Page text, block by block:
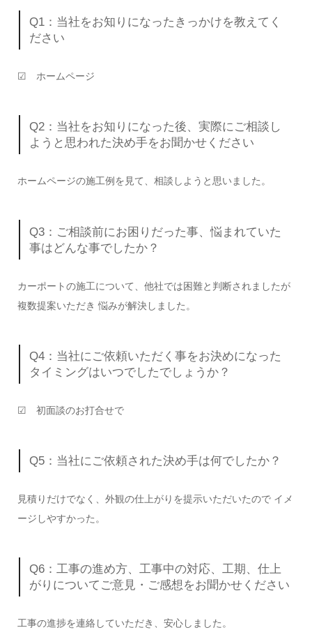
Q1：当社をお知りになったきっかけを教えてく
ださい
☑ ホームページ
Q2：当社をお知りになった後、実際にご相談し
ようと思われた決め手をお聞かせください
ホームページの施工例を見て、相談しようと思いました。
Q3：ご相談前にお困りだった事、悩まれていた
事はどんな事でしたか？
カーポートの施工について、他社では困難と判断されましたが
複数提案いただき 悩みが解決しました。
Q4：当社にご依頼いただく事をお決めになった
タイミングはいつでしたでしょうか？
☑ 初面談のお打合せで
Q5：当社にご依頼された決め手は何でしたか？
見積りだけでなく、外観の仕上がりを提示いただいたので イメ
ージしやすかった。
Q6：工事の進め方、工事中の対応、工期、仕上
がりについてご意見・ご感想をお聞かせください
工事の進捗を連絡していただき、安心しました。